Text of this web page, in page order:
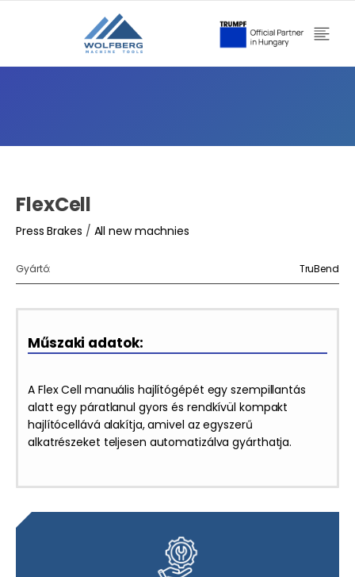
FlexCell
Press Brakes / All new machnies
Gyártó: TruBend
Műszaki adatok:
A Flex Cell manuális hajlítógépét egy szempillantás
alatt egy páratlanul gyors és rendkívül kompakt
hajlítócellává alakítja, amivel az egyszerű
alkatrészeket teljesen automatizálva gyárthatja.